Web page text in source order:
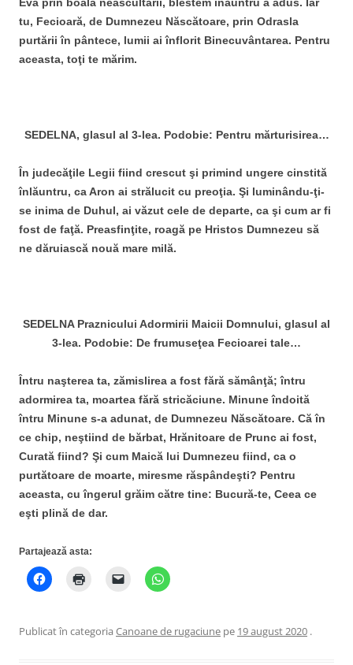
tu, Fecioară, de Dumnezeu Născătoare, prin Odrasla
purtării în pântece, lumii ai înflorit Binecuvântarea. Pentru
aceasta, toţi te mărim.
SEDELNA, glasul al 3-lea. Podobie: Pentru mărturisirea…
În judecăţile Legii fiind crescut şi primind ungere cinstită
înlăuntru, ca Aron ai strălucit cu preoţia. Şi luminându-ţi-
se inima de Duhul, ai văzut cele de departe, ca şi cum ar fi
fost de faţă. Preasfinţite, roagă pe Hristos Dumnezeu să
ne dăruiască nouă mare milă.
SEDELNA Praznicului Adormirii Maicii Domnului, glasul al
3-lea. Podobie: De frumuseţea Fecioarei tale…
Întru naşterea ta, zămislirea a fost fără sămânţă; întru
adormirea ta, moartea fără stricăciune. Minune îndoită
întru Minune s-a adunat, de Dumnezeu Născătoare. Că în
ce chip, neştiind de bărbat, Hrănitoare de Prunc ai fost,
Curată fiind? Şi cum Maică lui Dumnezeu fiind, ca o
purtătoare de moarte, miresme răspândeşti? Pentru
aceasta, cu îngerul grăim către tine: Bucură-te, Ceea ce
eşti plină de dar.
Partajează asta:
Publicat în categoria Canoane de rugaciune pe 19 august 2020 .